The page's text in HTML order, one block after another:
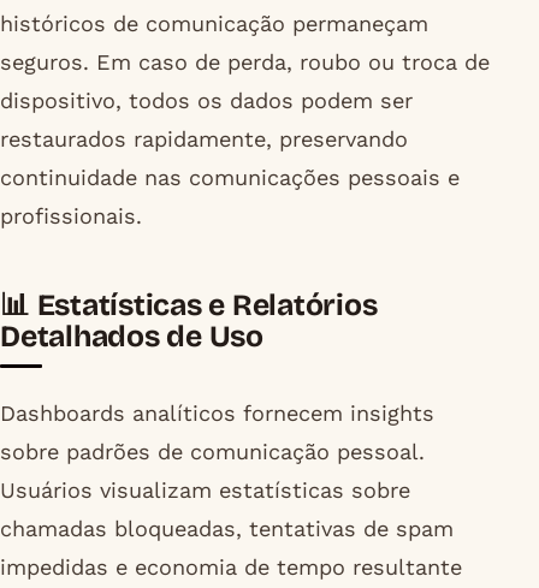
históricos de comunicação permaneçam
seguros. Em caso de perda, roubo ou troca de
dispositivo, todos os dados podem ser
restaurados rapidamente, preservando
continuidade nas comunicações pessoais e
profissionais.
📊 Estatísticas e Relatórios
Detalhados de Uso
Dashboards analíticos fornecem insights
sobre padrões de comunicação pessoal.
Usuários visualizam estatísticas sobre
chamadas bloqueadas, tentativas de spam
impedidas e economia de tempo resultante